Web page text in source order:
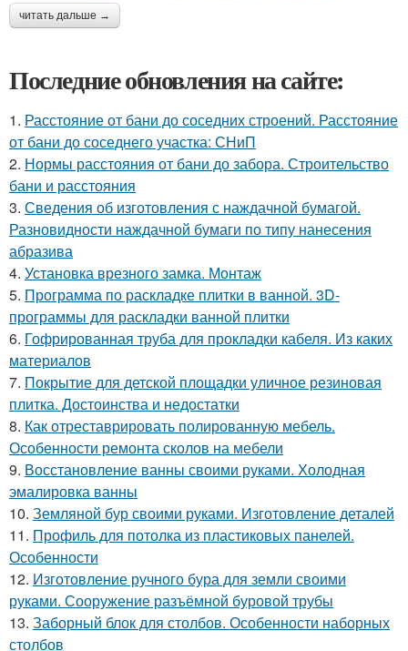
читать дальше →
Последние обновления на сайте:
1. Расстояние от бани до соседних строений. Расстояние
от бани до соседнего участка: СНиП
2. Нормы расстояния от бани до забора. Строительство
бани и расстояния
3. Сведения об изготовления с наждачной бумагой.
Разновидности наждачной бумаги по типу нанесения
абразива
4. Установка врезного замка. Монтаж
5. Программа по раскладке плитки в ванной. 3D-
программы для раскладки ванной плитки
6. Гофрированная труба для прокладки кабеля. Из каких
материалов
7. Покрытие для детской площадки уличное резиновая
плитка. Достоинства и недостатки
8. Как отреставрировать полированную мебель.
Особенности ремонта сколов на мебели
9. Восстановление ванны своими руками. Холодная
эмалировка ванны
10. Земляной бур своими руками. Изготовление деталей
11. Профиль для потолка из пластиковых панелей.
Особенности
12. Изготовление ручного бура для земли своими
руками. Сооружение разъёмной буровой трубы
13. Заборный блок для столбов. Особенности наборных
столбов